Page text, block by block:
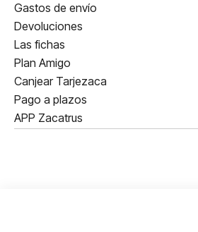
Gastos de envío
Devoluciones
Las fichas
Plan Amigo
Canjear Tarjezaca
Pago a plazos
APP Zacatrus